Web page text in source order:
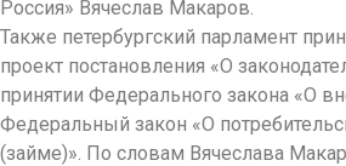
Россия» Вячеслав Макаров.
Также петербургский парламент
проект постановления «О
принятии Федерального закона «О
Федеральный закон «О
(займе)». По словам Вячеслава